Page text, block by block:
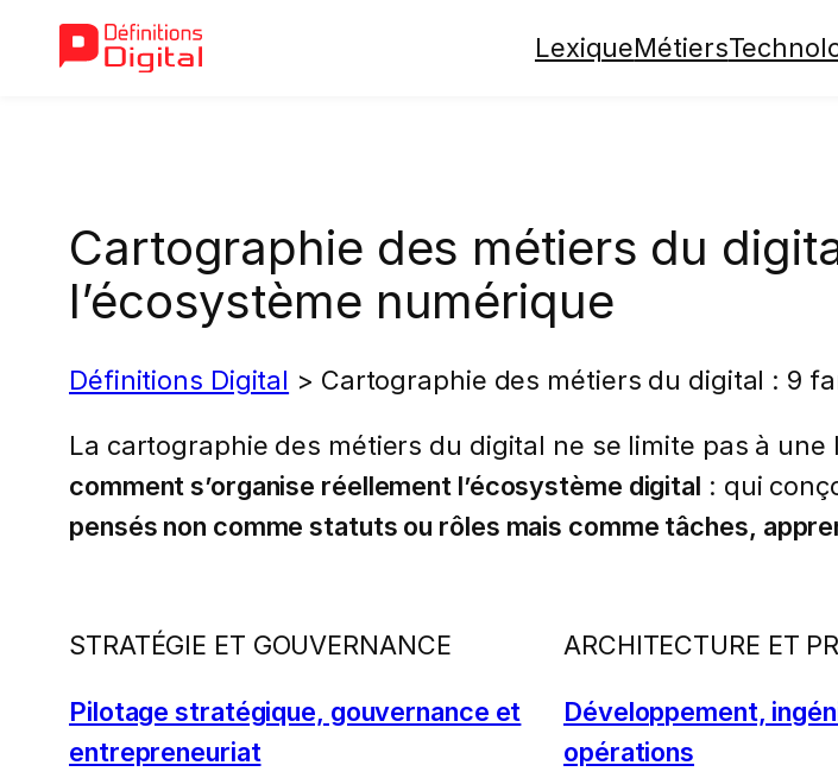
LexiqueMétiers
Cartographie des métiers du
l’écosystème numérique
Définitions Digital > Cartographie des métiers du digital : 9
La cartographie des métiers du digital ne se limite pas à
comment s’organise réellement l’écosystème digital : qui
pensés non comme statuts ou rôles mais comme tâches,
STRATÉGIE ET GOUVERNANCE
Pilotage stratégique, gouvernance et
entrepreneuriat
ARCHITECTURE ET
Développement,
opérations